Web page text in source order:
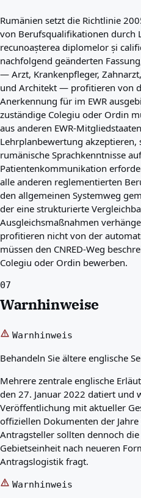
Rumänien setzt die Richtlinie
von Berufsqualifikationen durch
recunoașterea diplomelor și
nachfolgend geänderten
— Arzt, Krankenpfleger,
und Architekt — profitieren von
Anerkennung für im EWR
zuständige Colegiu oder Ordin
aus anderen EWR-
Lehrplanbewertung
rumänische Sprachkenntnisse
Patientenkommunikation
alle anderen reglementierten
den allgemeinen Systemweg
der eine strukturierte
Ausgleichsmaßnahmen
profitieren nicht von der
müssen den CNRED-Weg
Colegiu oder Ordin bewerben.
07
Warnhinweise
Warnhinweis
Behandeln Sie ältere englische
Mehrere zentrale englische
den 27. Januar 2022 datiert und
Veröffentlichung mit aktueller
offiziellen Dokumenten der
Antragsteller sollten dennoch
Gebietseinheit nach neueren
Antragslogistik fragt.
Warnhinweis